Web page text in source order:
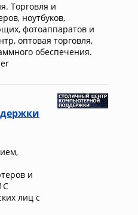
Торговля и
ноутбуков,
фотоаппаратов и
оптовая торговля,
обеспечения.
и
лиц с